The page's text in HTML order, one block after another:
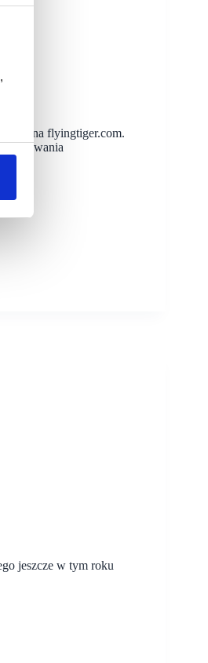
na flyingtiger.com.
jeszcze w tym roku